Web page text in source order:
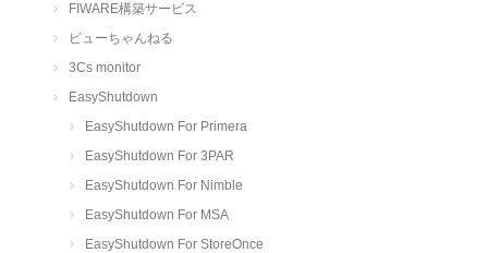
FIWARE構築サービス
ビューちゃんねる
3Cs monitor
EasyShutdown
EasyShutdown For Primera
EasyShutdown For 3PAR
EasyShutdown For Nimble
EasyShutdown For MSA
EasyShutdown For StoreOnce